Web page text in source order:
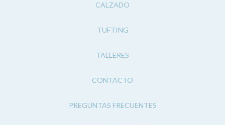
CALZADO
TUFTING
TALLERES
CONTACTO
PREGUNTAS FRECUENTES